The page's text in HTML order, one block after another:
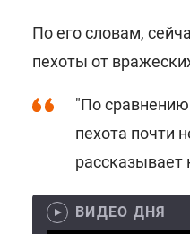
По его словам,
пехоты от
"По
пехота почти
рассказывает
ВИДЕО ДНЯ